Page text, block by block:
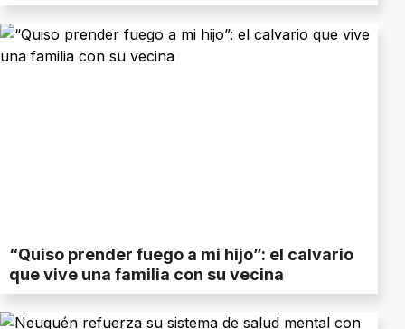
“Quiso prender fuego a mi hijo”: el calvario
que vive una familia con su vecina